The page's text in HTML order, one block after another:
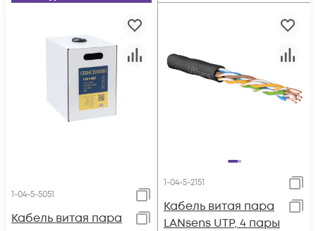
1-04-5-5051
Кабель витая пара
1-04-5-2151
Кабель витая пара
LANsens UTP, 4 пары